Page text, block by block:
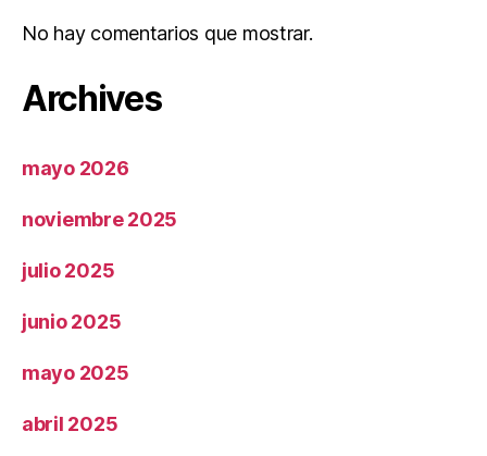
No hay comentarios que mostrar.
Archives
mayo 2026
noviembre 2025
julio 2025
junio 2025
mayo 2025
abril 2025